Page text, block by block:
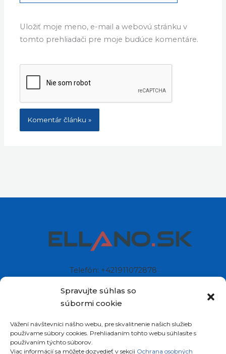
Spravujte súhlas so
súbormi cookie
Vážení návštevníci nášho webu, pre skvalitnenie našich služieb
používame súbory cookies. Prehliadaním tohto webu súhlasíte s
používaním týchto súborov.
Viac informácií sa môžete dozvedieť v sekcii Ochrana osobných
Uložiť moje meno, e-mail a webovú stránku v
tomto prehliadači pre moje budúce komentáre.
Telefón: +421911072878
Sídlo: Štiavnička 211/49
97681 Podbrezová
Slovenská republika